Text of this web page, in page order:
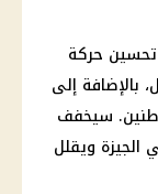
تحسين حركة
إلى
سيخفف
الجيزة ويقلل